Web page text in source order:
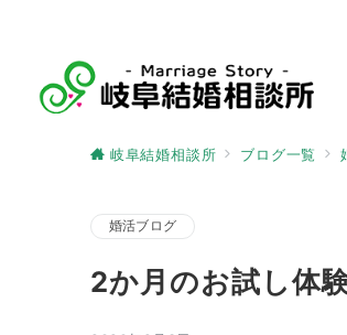
岐阜結婚相談所 ブログ一覧
婚活ブログ
2か月のお試し体